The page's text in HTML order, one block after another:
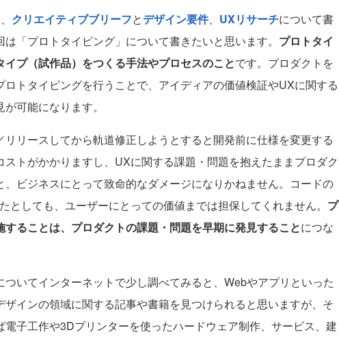
クリエイティブブリーフとデザイン要件、 UXリサーチについて書
「プロトタイピング」について書きたいと思います。 プロトタイ
イプ（試作品）をつくる手法やプロセスのことです。プロダクトを
ロトタイピングを行うことで、アイディアの価値検証やUXに関する
可能になります。
リースしてから軌道修正しようとすると開発前に仕様を変更する
ストがかかりますし、UXに関する課題・問題を抱えたままプロダク
、ビジネスにとって致命的なダメージになりかねません。コードの
としても、ユーザーにとっての価値までは担保してくれません。 プ
することは、プロダクトの課題・問題を早期に発見することにつな
いてインターネットで少し調べてみると、Webやアプリといった
ザインの領域に関する記事や書籍を見つけられると思いますが、そ
電子工作や3Dプリンターを使ったハードウェア制作、サービス、建